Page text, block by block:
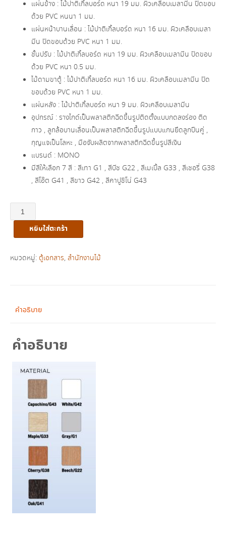
แผ่นข้าง : ไม้ปาติเกิ้ลบอร์ด หนา 19 มม. ผิวเคลือบเมลามีน ปิดขอบ
ด้วย PVC หนนา 1 มม.
แผ่นหน้าบานเลื่อน : ไม้ปาติเกิ้ลบอร์ด หนา 16 มม. ผิวเคลือบเมลา
มีน ปิดขอบด้วย PVC หนา 1 มม.
ชั้นปรับ : ไม้ปาติเกิ้ลบอร์ด หนา 19 มม. ผิวเคลือบเมลามีน ปิดขอบ
ด้วย PVC หนา 0.5 มม.
ไม้ดามขาตู้ : ไม้ปาติเกิ้ลบอร์ด หนา 16 มม. ผิวเคลือบเมลามีน ปิด
ขอบด้วย PVC หนา 1 มม.
แผ่นหลัง : ไม้ปาติเกิ้ลบอร์ด หนา 9 มม. ผิวเคลือบเมลามีน
อุปกรณ์ : รางไกด์เป็นพลาสติกฉีดขึ้นรูปติดตั้งแบบกดลงร่อง ติด
กาว , ลูกล้อบานเลื่อนเป็นพลาสติกฉีดขึ้นรูปแบบแกนยึดลูกปืนคู่ ,
กุญแจเป็นโลหะ , มือจับผลิตจากพลาสติกฉีดขึ้นรูปสีเงิน
แบรนด์ : MONO
มีสีให้เลือก 7 สี : สีเทา G1 , สีบีช G22 , สีเมเปิ้ล G33 , สีเชอรี่ G38
, สีโอ๊ต G41 , สีขาว G42 , สีคาปูชิโน่ G43
จำนวน
ตู้
เอกสาร
บน
เลื่อน
150
หยิบใส่ตะกร้า
หมวดหมู่: ตู้เอกสาร, สำนักงานไม้
คำอธิบาย
คำอธิบาย